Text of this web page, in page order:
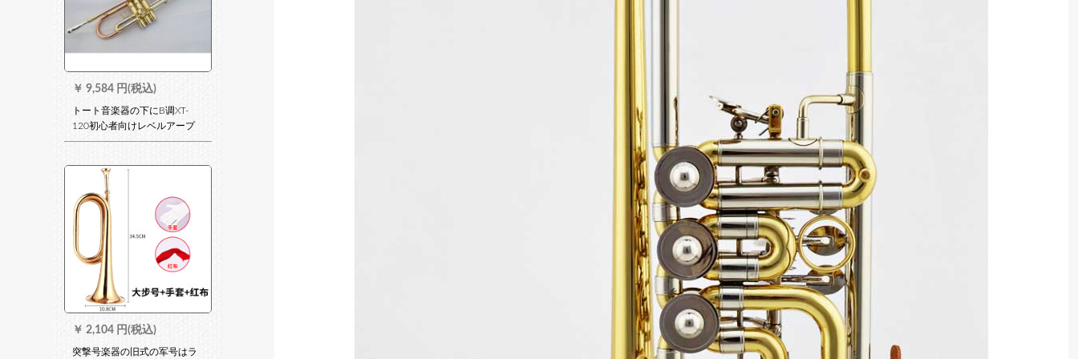
￥ 9,584 円(税込)
トート音楽器の下にB调XT-
120初心者向けレベルアープ
の実験演奏による真鍮学生成
つの弱音器
￥ 2,104 円(税込)
突撃号楽器の旧式の军号はラ